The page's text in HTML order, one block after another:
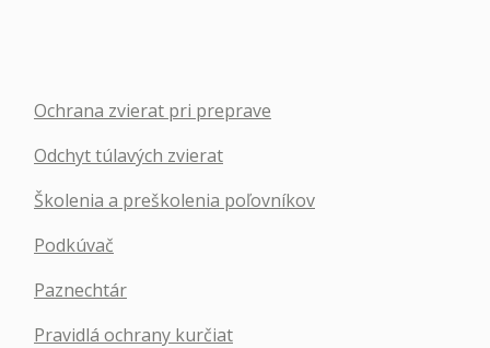
Ochrana zvierat pri preprave
Odchyt túlavých zvierat
Školenia a preškolenia poľovníkov
Podkúvač
Paznechtár
Pravidlá ochrany kurčiat